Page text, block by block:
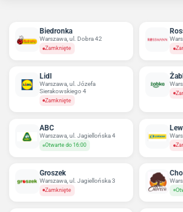
Biedronka
Warszawa, ul. Dobra 42
Zamknięte
Lidl
Warszawa, ul. Józefa
Sierakowskiego 4
Zamknięte
ABC
Warszawa, ul. Jagiellońska 4
Otwarte do 16:00
Groszek
Warszawa, ul. Jagiellońska 3
Zamknięte